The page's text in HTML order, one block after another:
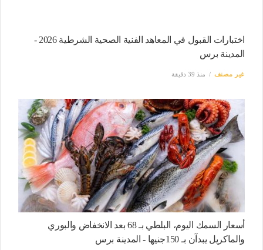
اختبارات القبول في المعاهد الفنية الصحية الشرطية 2026 -
المدينة برس
غير مصنف منذ 39 دقيقة
أسعار السمك اليوم، البلطي بـ 68 بعد الانخفاض والبوري
والماكريل يبدآن بـ 150جنيها - المدينة برس